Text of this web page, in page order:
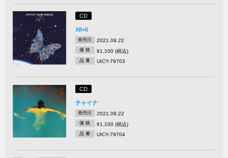
CD
XII+5
発売日 2021.09.22
価 格 ¥1,100 (税込)
品 番 UICY-79703
CD
チャイナ
発売日 2021.09.22
価 格 ¥1,100 (税込)
品 番 UICY-79704